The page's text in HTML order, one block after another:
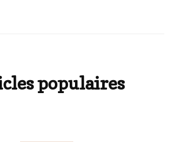
populaires